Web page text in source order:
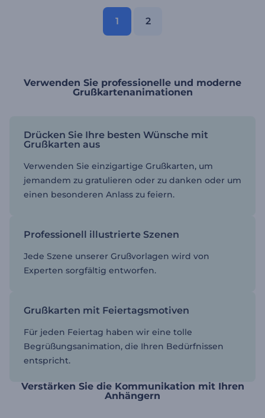
1 2
Verwenden Sie professionelle und moderne
Grußkartenanimationen
Drücken Sie Ihre besten Wünsche mit
Grußkarten aus
Verwenden Sie einzigartige Grußkarten, um
jemandem zu gratulieren oder zu danken oder um
einen besonderen Anlass zu feiern.
Professionell illustrierte Szenen
Jede Szene unserer Grußvorlagen wird von
Experten sorgfältig entworfen.
Grußkarten mit Feiertagsmotiven
Für jeden Feiertag haben wir eine tolle
Begrüßungsanimation, die Ihren Bedürfnissen
entspricht.
Verstärken Sie die Kommunikation mit Ihren
Anhängern